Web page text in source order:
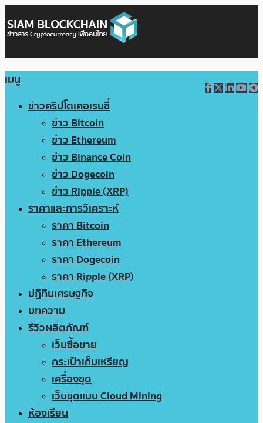
เมนู
ข่าวคริปโตเคอเรนซี่
ข่าว Bitcoin
ข่าว Ethereum
ข่าว Binance Coin
ข่าว Dogecoin
ข่าว Ripple (XRP)
ราคาและการวิเคราะห์
ราคา Bitcoin
ราคา Ethereum
ราคา Dogecoin
ราคา Ripple (XRP)
ปฏิทินเศรษฐกิจ
บทความ
รีวิวผลิตภัณฑ์
เว็บซื้อขาย
กระเป๋าเก็บเหรียญ
เครื่องขุด
เว็บขุดแบบ Cloud Mining
ห้องเรียน